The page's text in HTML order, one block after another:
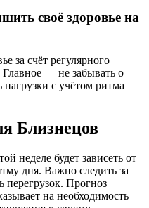
своё здоровье на
за счёт регулярного
— не забывать о
с учётом ритма
Близнецов
неделе будет зависеть от
дня. Важно следить за
перегрузок. Прогноз
на необходимость